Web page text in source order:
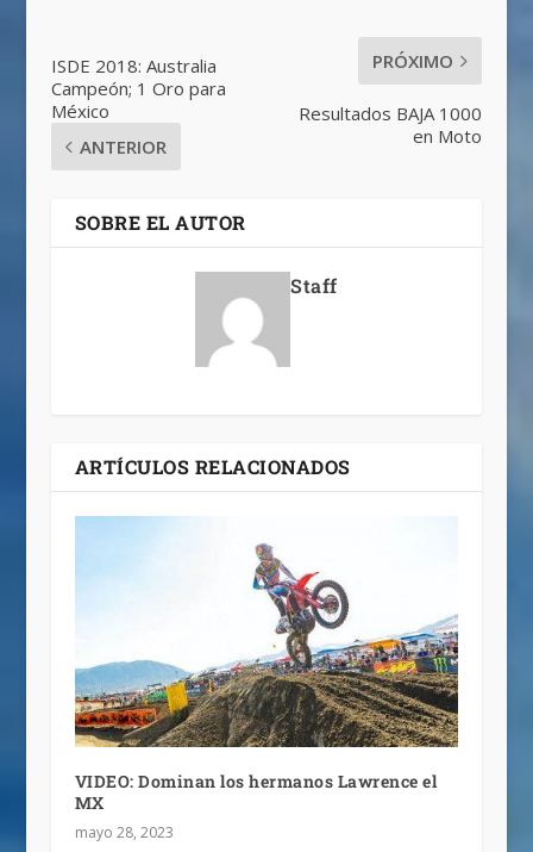
ISDE 2018: Australia
Campeón; 1 Oro para
México
ANTERIOR
PRÓXIMO
Resultados BAJA 1000
en Moto
SOBRE EL AUTOR
Staff
ARTÍCULOS RELACIONADOS
VIDEO: Dominan los hermanos Lawrence el
MX
mayo 28, 2023